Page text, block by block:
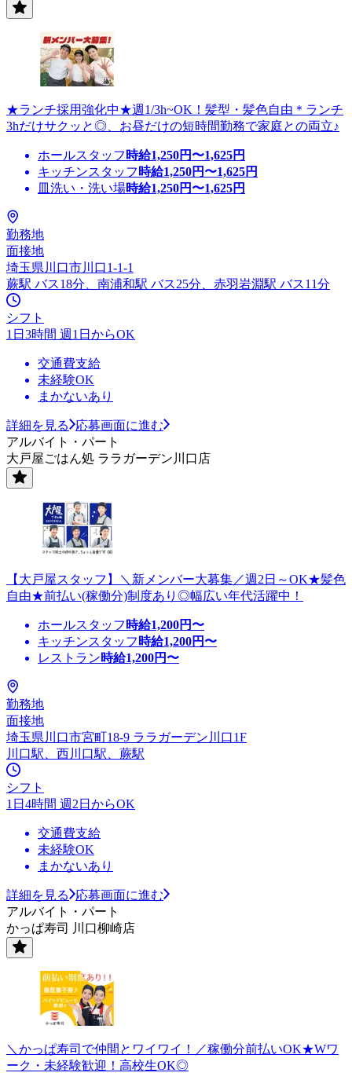
★ランチ採用強化中★週1/3h~OK！髪型・髪色自由＊ランチ
3hだけサクッと◎、お昼だけの短時間勤務で家庭との両立♪
ホールスタッフ 時給1,250円〜1,625円
キッチンスタッフ 時給1,250円〜1,625円
皿洗い・洗い場時給1,250円〜1,625円
勤務地
面接地
埼玉県川口市川口1-1-1
蕨駅 バス18分、南浦和駅 バス25分、赤羽岩淵駅 バス11分
シフト
1日3時間 週1日からOK
交通費支給
未経験OK
まかないあり
詳細を見る
応募画面に進む
アルバイト・パート
大戸屋ごはん処 ララガーデン川口店
【大戸屋スタッフ】＼新メンバー大募集／週2日～OK★髪色
自由★前払い(稼働分)制度あり◎幅広い年代活躍中！
ホールスタッフ 時給1,200円〜
キッチンスタッフ 時給1,200円〜
レストラン時給1,200円〜
勤務地
面接地
埼玉県川口市宮町18-9 ララガーデン川口1F
川口駅、西川口駅、蕨駅
シフト
1日4時間 週2日からOK
交通費支給
未経験OK
まかないあり
詳細を見る
応募画面に進む
アルバイト・パート
かっぱ寿司 川口柳崎店
＼かっぱ寿司で仲間とワイワイ！／稼働分前払いOK★Wワ
ーク・未経験歓迎！高校生OK◎